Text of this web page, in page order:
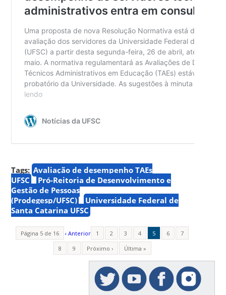
Tags: Avaliação de desempenho TAEs
UFSC
Pró-Reitoria de Desenvolvimento e
Gestão de Pessoas
(Prodegesp/UFSC)
Universidade Federal de
Santa Catarina UFSC
Página 5 de 16 ‹ Anterior 1 2 3 4 5 6
7
8
9 Próximo › Última »